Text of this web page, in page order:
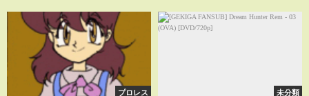
プロレス 未分類